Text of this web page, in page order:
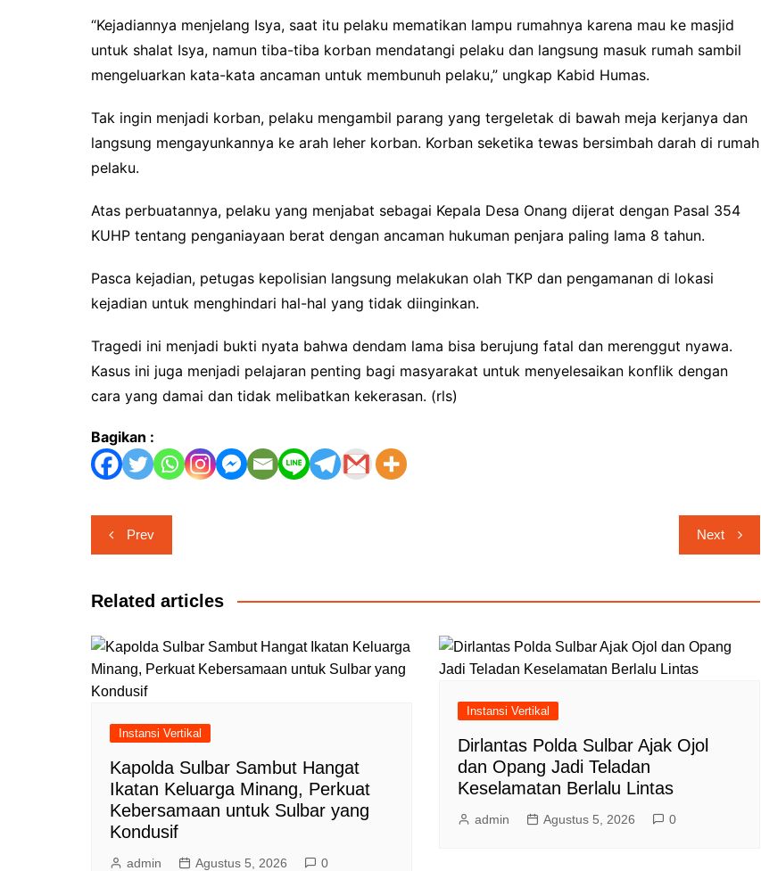
“Kejadiannya menjelang Isya, saat itu pelaku mematikan lampu rumahnya karena mau ke masjid
untuk shalat Isya, namun tiba-tiba korban mendatangi pelaku dan langsung masuk rumah sambil
mengeluarkan kata-kata ancaman untuk membunuh pelaku,” ungkap Kabid Humas.
Tak ingin menjadi korban, pelaku mengambil parang yang tergeletak di bawah meja kerjanya dan
langsung mengayunkannya ke arah leher korban. Korban seketika tewas bersimbah darah di rumah
pelaku.
Atas perbuatannya, pelaku yang menjabat sebagai Kepala Desa Onang dijerat dengan Pasal 354
KUHP tentang penganiayaan berat dengan ancaman hukuman penjara paling lama 8 tahun.
Pasca kejadian, petugas kepolisian langsung melakukan olah TKP dan pengamanan di lokasi
kejadian untuk menghindari hal-hal yang tidak diinginkan.
Tragedi ini menjadi bukti nyata bahwa dendam lama bisa berujung fatal dan merenggut nyawa.
Kasus ini juga menjadi pelajaran penting bagi masyarakat untuk menyelesaikan konflik dengan
cara yang damai dan tidak melibatkan kekerasan. (rls)
Bagikan :
Navigasi
pos
Prev Next
Related articles
Instansi Vertikal
Kapolda Sulbar Sambut Hangat
Ikatan Keluarga Minang, Perkuat
Kebersamaan untuk Sulbar yang
Kondusif
admin Agustus 5, 2026 0
Instansi Vertikal
Dirlantas Polda Sulbar Ajak Ojol
dan Opang Jadi Teladan
Keselamatan Berlalu Lintas
admin Agustus 5, 2026 0